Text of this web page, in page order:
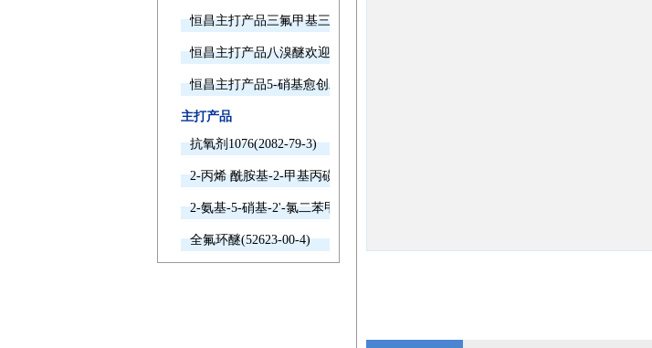
恒昌主打产品三氟甲基三甲基硅烷欢迎询价
恒昌主打产品八溴醚欢迎询价
恒昌主打产品5-硝基愈创木酚钠欢迎询价
主打产品
抗氧剂1076(2082-79-3)
2-丙烯 酰胺基-2-甲基丙磺酸(15214-89-8)
2-氨基-5-硝基-2'-氯二苯甲酮(2011-66-7)
全氟环醚(52623-00-4)